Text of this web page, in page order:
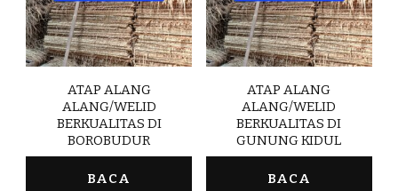
ATAP ALANG
ALANG/WELID
BERKUALITAS DI
BOROBUDUR
BACA
ATAP ALANG
ALANG/WELID
BERKUALITAS DI
GUNUNG KIDUL
BACA